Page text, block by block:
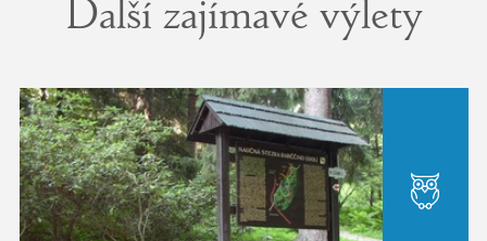
Další zajímavé výlety